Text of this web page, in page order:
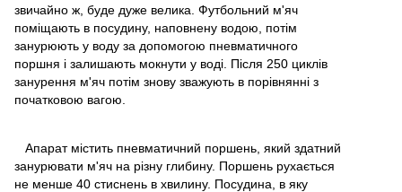
звичайно ж, буде дуже велика. Футбольний м'яч
поміщають в посудину, наповнену водою, потім
занурюють у воду за допомогою пневматичного
поршня і залишають мокнути у воді. Після 250 циклів
занурення м'яч потім знову зважують в порівнянні з
початковою вагою.
Апарат містить пневматичний поршень, який здатний
занурювати м'яч на різну глибину. Поршень рухається
не менше 40 стиснень в хвилину. Посудина, в яку